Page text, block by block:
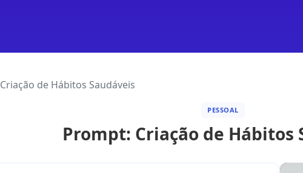
Criação de Hábitos Saudáveis
PESSOAL
Prompt: Criação de Hábitos